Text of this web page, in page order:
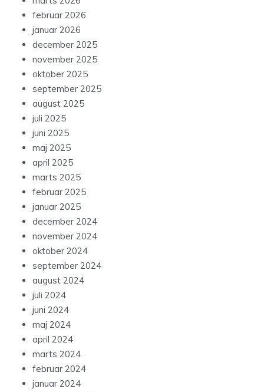
februar 2026
januar 2026
december 2025
november 2025
oktober 2025
september 2025
august 2025
juli 2025
juni 2025
maj 2025
april 2025
marts 2025
februar 2025
januar 2025
december 2024
november 2024
oktober 2024
september 2024
august 2024
juli 2024
juni 2024
maj 2024
april 2024
marts 2024
februar 2024
januar 2024